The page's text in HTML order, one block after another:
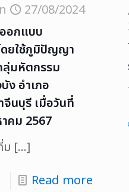
27/08/2024
ออกแบบ
ยใช้ภูมิปัญญา
มหัตกรรม
ง อำเภอ
นบุรี เมื่อวันที่
คม 2567
ม […]
Read more